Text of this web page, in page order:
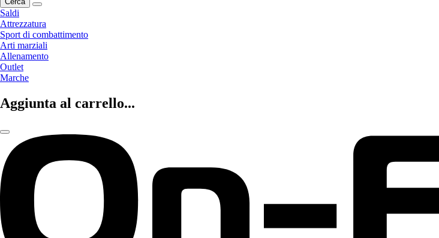
Saldi
Attrezzatura
Sport di combattimento
Arti marziali
Allenamento
Outlet
Marche
Aggiunta al carrello...